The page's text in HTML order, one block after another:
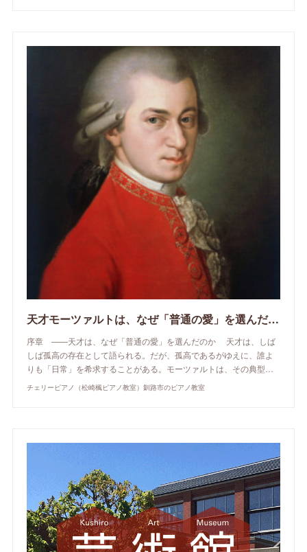
天才モーツァルトは、なぜ「普通の愛」を選んだのか
序章 ——天才は、なぜ「普通の愛」を選んだのか 天才は、しば
しば孤高の存在として語られる。だが、孤高であるがゆえに、誰よ
りも「日常」を希求することがある。モーツァルトは、その典型…
チェリーピアノ（松崎楓ピアノ教室）釧路市のピアノ教室